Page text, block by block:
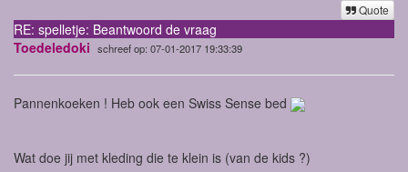
Quote
RE: spelletje: Beantwoord de vraag
Toedeledoki schreef op: 07-01-2017 19:33:39
Pannenkoeken ! Heb ook een Swiss Sense bed
Wat doe jij met kleding die te klein is (van de kids ?)